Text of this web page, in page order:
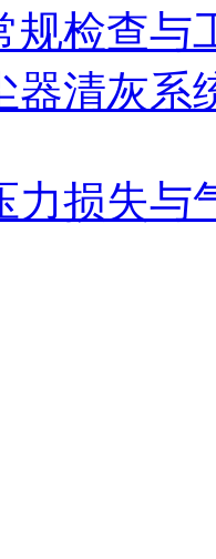
规检查与
器清灰系
力损失与